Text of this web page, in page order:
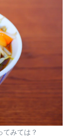
てみては？